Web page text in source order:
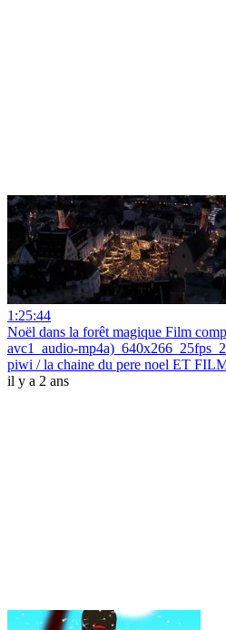
1:25:44
Noël dans la forêt magique Film
avc1_audio-
piwi / la chaine du pere noel ET
il y a 2 ans